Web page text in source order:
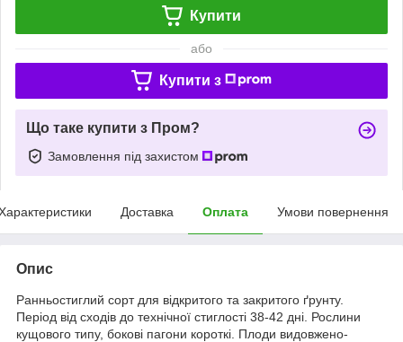
Купити
або
Купити з
Що таке купити з Пром?
Замовлення під захистом
Доставка Оплата Умови повернення
Опис
Ранньостиглий сорт для відкритого та закритого ґрунту.
Період від сходів до технічної стиглості 38-42 дні. Рослини
кущового типу, бокові пагони короткі. Плоди видовжено-